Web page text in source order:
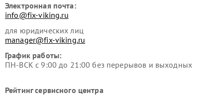
Электронная почта:
info@fix-viking.ru
для юридических лиц
manager@fix-viking.ru
График работы:
ПН-ВСК с 9:00 до 21:00 без перерывов и выходных
Рейтинг сервисного центра